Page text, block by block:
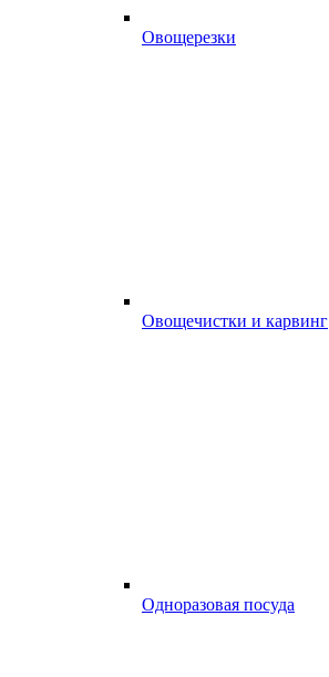
Овощерезки
Овощечистки и карвинг
Одноразовая посуда